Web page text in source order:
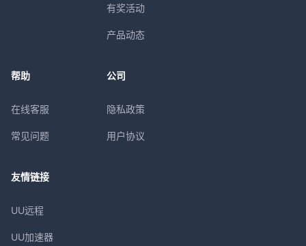
有奖活动
产品动态
帮助
在线客服
常见问题
公司
隐私政策
用户协议
友情链接
UU远程
UU加速器